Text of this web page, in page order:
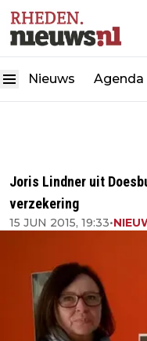
Nieuws Agenda
Joris Lindner uit
verzekering
15 JUN 2015, 19:33•